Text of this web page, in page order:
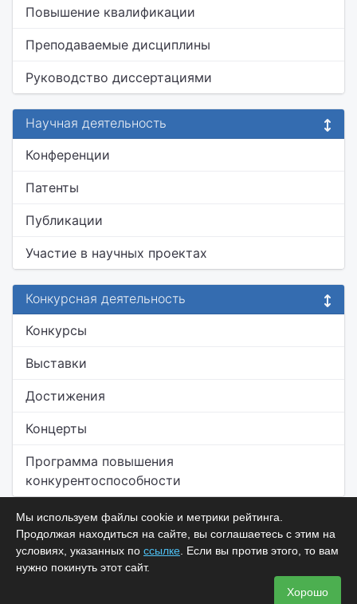
Повышение квалификации
Преподаваемые дисциплины
Руководство диссертациями
Научная деятельность
Конференции
Патенты
Публикации
Участие в научных проектах
Конкурсная деятельность
Конкурсы
Выставки
Достижения
Концерты
Программа повышения
конкурентоспособности
Мы используем файлы cookie и метрики рейтинга.
Продолжая находиться на сайте, вы соглашаетесь с этим на
условиях, указанных по ссылке . Если вы против этого, то вам
нужно покинуть этот сайт.
Хорошо